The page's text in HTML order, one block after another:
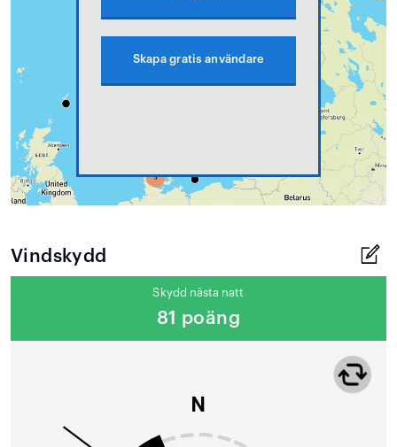
Skapa gratis användare
Vindskydd
Skydd nästa natt
81 poäng
N